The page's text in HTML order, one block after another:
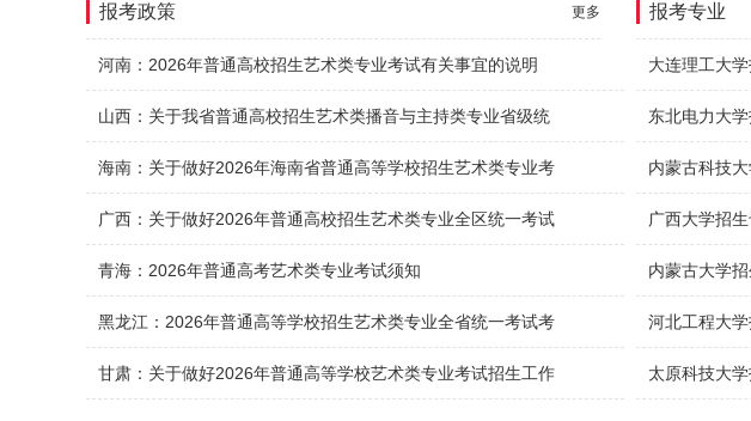
报考政策 更多
河南：2026年普通高校招生艺术类专业考试有关事宜的说明
山西：关于我省普通高校招生艺术类播音与主持类专业省级统
海南：关于做好2026年海南省普通高等学校招生艺术类专业考
广西：关于做好2026年普通高校招生艺术类专业全区统一考试
青海：2026年普通高考艺术类专业考试须知
黑龙江：2026年普通高等学校招生艺术类专业全省统一考试考
甘肃：关于做好2026年普通高等学校艺术类专业考试招生工作
报考专业
大连理工大
东北电力大
内蒙古科技
广西大学招
内蒙古大学
河北工程大
太原科技大